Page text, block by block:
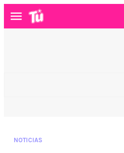
Menú
NOTICIAS